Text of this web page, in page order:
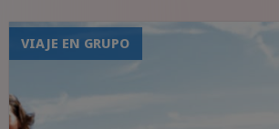
VIAJE EN GRUPO